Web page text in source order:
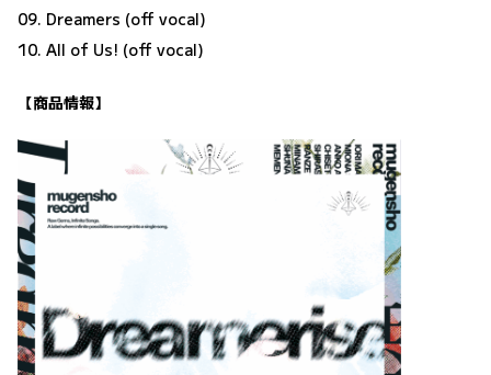
09. Dreamers (off vocal)
10. All of Us! (off vocal)
【商品情報】